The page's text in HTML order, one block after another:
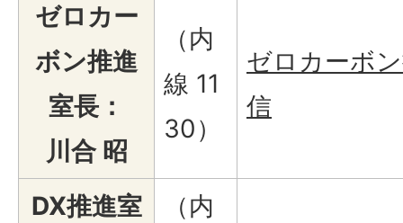
ゼロカー
ボン推進
室長：
川合 昭
（内
線 11
30）
ゼロカーボ
信
DX推進室
（内